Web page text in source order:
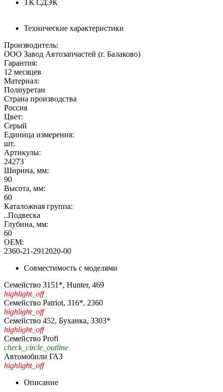
ТК СДЭК
Технические характеристики
Производитель:
ООО Завод Автозапчастей (г. Балаково)
Гарантия:
12 месяцев
Материал:
Полиуретан
Страна производства
Россия
Цвет:
Серый
Единица измерения:
шт.
Артикулы:
24273
Ширина, мм:
90
Высота, мм:
60
Каталожная группа:
..Подвеска
Глубина, мм:
60
OEM:
2360-21-2912020-00
Совместимость с моделями
Семейство 3151*, Hunter, 469
highlight_off
Семейство Patriot, 316*, 2360
highlight_off
Семейство 452, Буханка, 3303*
highlight_off
Семейство Profi
check_circle_outline
Автомобили ГАЗ
highlight_off
Описание